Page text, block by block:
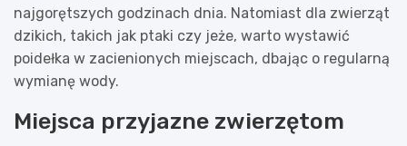
najgorętszych godzinach dnia. Natomiast dla zwierząt
dzikich, takich jak ptaki czy jeże, warto wystawić
poidełka w zacienionych miejscach, dbając o regularną
wymianę wody.
Miejsca przyjazne zwierzętom